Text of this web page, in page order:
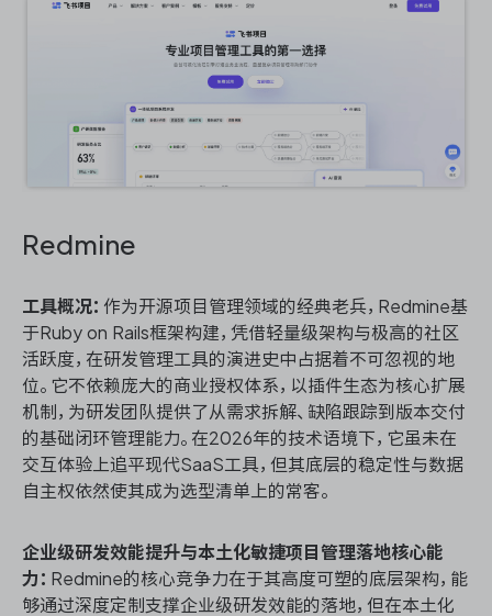
Redmine
工具概况： 作为开源项目管理领域的经典老兵，Redmine基
于Ruby on Rails框架构建，凭借轻量级架构与极高的社区
活跃度，在研发管理工具的演进史中占据着不可忽视的地
位。它不依赖庞大的商业授权体系，以插件生态为核心扩展
机制，为研发团队提供了从需求拆解、缺陷跟踪到版本交付
的基础闭环管理能力。在2026年的技术语境下，它虽未在
交互体验上追平现代SaaS工具，但其底层的稳定性与数据
自主权依然使其成为选型清单上的常客。
企业级研发效能提升与本土化敏捷项目管理落地核心能
力： Redmine的核心竞争力在于其高度可塑的底层架构，能
够通过深度定制支撑企业级研发效能的落地，但在本土化